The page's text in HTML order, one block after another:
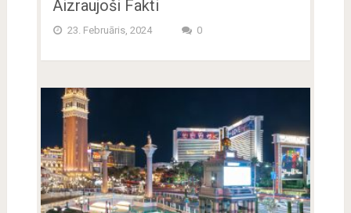
Aizraujoši Fakti
23. Februāris, 2024 0